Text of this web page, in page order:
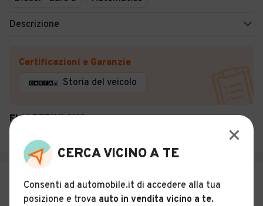
Descrizione
Certificazioni e Garanzie
Storia del veicolo
F.LLI PERINI SNC
€ 7.900
Mitsubishi Pajero 2.5 tdi 7 posti
CERCA VICINO A TE
Consenti ad automobile.it di accedere alla tua
posizione e trova auto in vendita vicino a te.